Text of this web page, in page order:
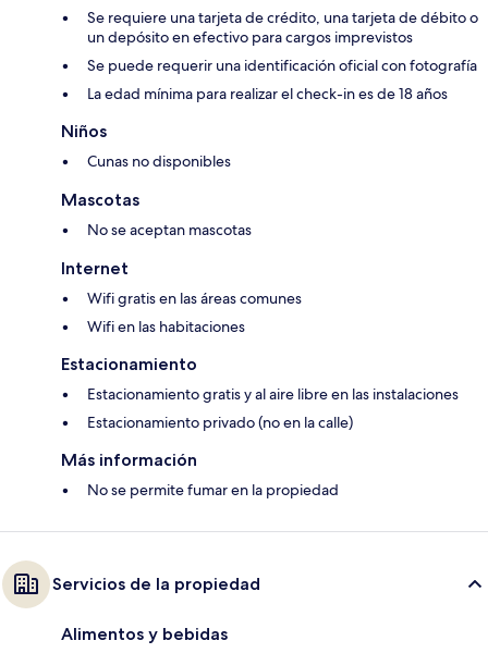
Se requiere una tarjeta de crédito, una tarjeta de débito o
un depósito en efectivo para cargos imprevistos
Se puede requerir una identificación oficial con fotografía
La edad mínima para realizar el check-in es de 18 años
Niños
Cunas no disponibles
Mascotas
No se aceptan mascotas
Internet
Wifi gratis en las áreas comunes
Wifi en las habitaciones
Estacionamiento
Estacionamiento gratis y al aire libre en las instalaciones
Estacionamiento privado (no en la calle)
Más información
No se permite fumar en la propiedad
Servicios de la propiedad
Alimentos y bebidas